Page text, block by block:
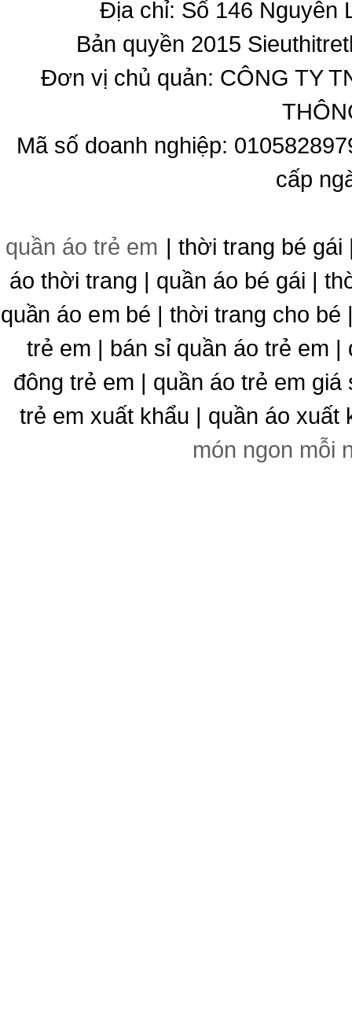
Địa chỉ: Số 146 Nguyễn
Bản quyền 2015
Đơn vị chủ quản: CÔNG TY
Mã số doanh nghiệp:
cấp
quần áo trẻ em | thời trang bé gái
áo thời trang | quần áo bé gái |
quần áo em bé | thời trang cho
trẻ em | bán sỉ quần áo trẻ em
đông trẻ em | quần áo trẻ em
trẻ em xuất khẩu | quần áo xuất
món ngon mỗi